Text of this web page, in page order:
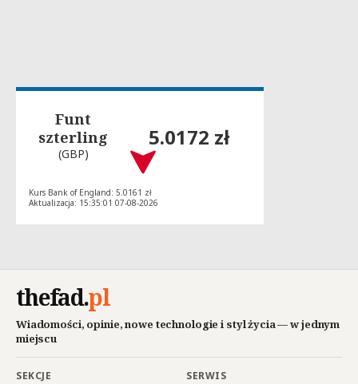
Funt
szterling
(GBP)
5.0172 zł
Kurs Bank of England: 5.0161 zł
Aktualizacja: 15:35:01 07-08-2026
thefad.pl
Wiadomości, opinie, nowe technologie i styl życia — w jednym
miejscu
SEKCJE
SERWIS